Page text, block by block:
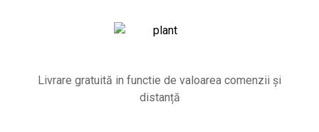
Livrare gratuită in functie de valoarea comenzii și
distanță